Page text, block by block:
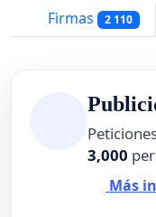
Firmas 2 110
3,000
Más